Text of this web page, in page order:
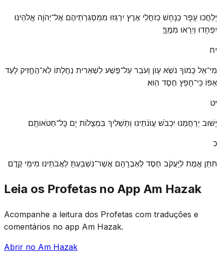
יְלַחֲכוּ עָפָר כַּנָּחָשׁ כְּזֹחֲלֵי אֶרֶץ יִרְגְּזוּ מִמִּסְגְּרֹֽתֵיהֶם אֶל־יְהֹוָה אֱלֹהֵינוּ
יִפְחָדוּ וְיִֽרְאוּ מִמֶּֽךָּ׃
יח
מִי־אֵל כָּמוֹךָ נֹשֵׂא עָוֺן וְעֹבֵר עַל־פֶּשַׁע לִשְׁאֵרִית נַחֲלָתוֹ לֹֽא־הֶחֱזִיק לָעַד
אַפּוֹ כִּֽי־חָפֵץ חֶסֶד הֽוּא׃
יט
יָשׁוּב יְרַחֲמֵנוּ יִכְבֹּשׁ עֲוֺנֹתֵינוּ וְתַשְׁלִיךְ בִּמְצֻלוֹת יָם כׇּל־חַטֹּאותָֽם׃
כ
תִּתֵּן אֱמֶת לְיַֽעֲקֹב חֶסֶד לְאַבְרָהָם אֲשֶׁר־נִשְׁבַּעְתָּ לַאֲבֹתֵינוּ מִימֵי קֶֽדֶם׃
Leia os Profetas no App Am Hazak
Acompanhe a leitura dos Profetas com traduções e
comentários no app Am Hazak.
Abrir no Am Hazak